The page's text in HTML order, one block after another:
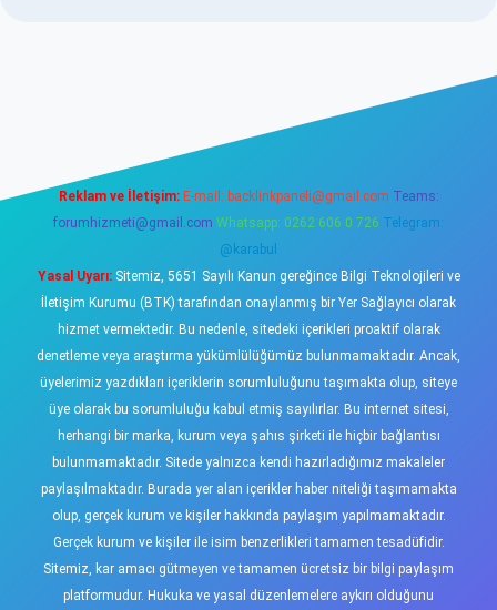
Reklam ve İletişim: E-mail: backlinkpaneli@gmail.com Teams:
forumhizmeti@gmail.com Whatsapp: 0262 606 0 726 Telegram:
@karabul
Yasal Uyarı:Sitemiz, 5651 Sayılı Kanun gereğince Bilgi Teknolojileri ve
İletişim Kurumu (BTK) tarafından onaylanmış bir Yer Sağlayıcı olarak
hizmet vermektedir. Bu nedenle, sitedeki içerikleri proaktif olarak
denetleme veya araştırma yükümlülüğümüz bulunmamaktadır. Ancak,
üyelerimiz yazdıkları içeriklerin sorumluluğunu taşımakta olup, siteye
üye olarak bu sorumluluğu kabul etmiş sayılırlar. Bu internet sitesi,
herhangi bir marka, kurum veya şahıs şirketi ile hiçbir bağlantısı
bulunmamaktadır. Sitede yalnızca kendi hazırladığımız makaleler
paylaşılmaktadır. Burada yer alan içerikler haber niteliği taşımamakta
olup, gerçek kurum ve kişiler hakkında paylaşım yapılmamaktadır.
Gerçek kurum ve kişiler ile isim benzerlikleri tamamen tesadüfidir.
Sitemiz, kar amacı gütmeyen ve tamamen ücretsiz bir bilgi paylaşım
platformudur. Hukuka ve yasal düzenlemelere aykırı olduğunu